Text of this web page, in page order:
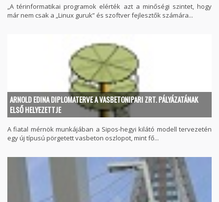
„A térinformatikai programok elérték azt a minőségi szintet, hogy
már nem csak a „Linux guruk” és szoftver fejlesztők számára...
ARNOLD EDINA DIPLOMATERVE A VASBETONIPARI ZRT. PÁLYÁZATÁNAK
ELSŐ HELYEZETTJE
A fiatal mérnök munkájában a Sipos-hegyi kilátó modell tervezetén
egy új típusú pörgetett vasbeton oszlopot, mint fő...